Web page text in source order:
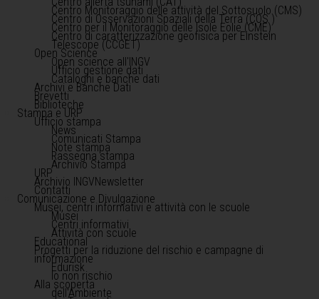
Centro Monitoraggio delle attività del Sottosuolo (CMS)
Centro di Osservazioni Spaziali della Terra (COS )
Centro per il Monitoraggio delle Isole Eolie (CME)
Centro di caratterizzazione geofisica per Einstein
Telescope (CCGET)
Open Science
Open science all'INGV
Ufficio gestione dati
Cataloghi e banche dati
Archivi e Banche Dati
Brevetti
Biblioteche
Stampa e URP
Ufficio stampa
News
Comunicati Stampa
Note stampa
Rassegna stampa
Archivio Stampa
URP
Archivio INGVNewsletter
Contatti
Comunicazione e Divulgazione
Musei, centri informativi e attività con le scuole
Musei
Centri informativi
Attività con scuole
Educational
Progetti per la riduzione del rischio e campagne di
informazione
Edurisk
Io non rischio
Alla scoperta
dell'Ambiente